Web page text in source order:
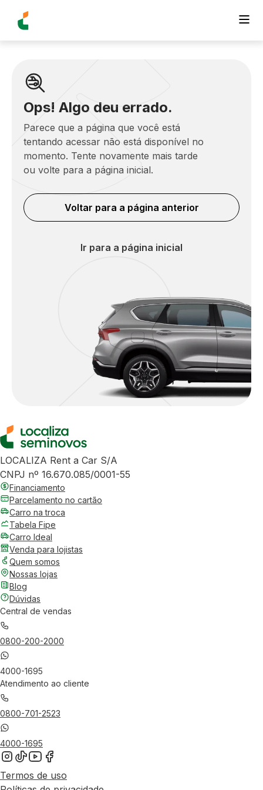
Ops! Algo deu errado.
Parece que a página que você está
tentando acessar não está disponível no
momento. Tente novamente mais tarde
ou volte para a página inicial.
Voltar para a página anterior
Ir para a página inicial
LOCALIZA Rent a Car S/A
CNPJ nº 16.670.085/0001-55
Financiamento
Parcelamento no cartão
Carro na troca
Tabela Fipe
Carro Ideal
Venda para lojistas
Quem somos
Nossas lojas
Blog
Dúvidas
Central de vendas
0800-200-2000
4000-1695
Atendimento ao cliente
0800-701-2523
4000-1695
Termos de uso